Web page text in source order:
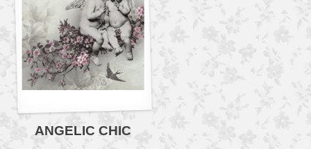
ANGELIC CHIC